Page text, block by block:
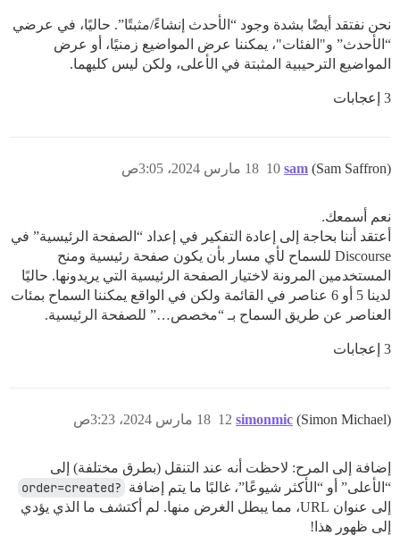
نحن نفتقد أيضًا بشدة وجود “الأحدث إنشاءً/مثبتًا”. حاليًا، في عرضي
“الأحدث” و"الفئات"، يمكننا عرض المواضيع زمنيًا، أو عرض
المواضيع الترحيبية المثبتة في الأعلى، ولكن ليس كليهما.
3 إعجابات
sam (Sam Saffron) 18 مارس 2024، 3:05ص 10
نعم أسمعك.
أعتقد أننا بحاجة إلى إعادة التفكير في إعداد “الصفحة الرئيسية” في
Discourse للسماح لأي مسار بأن يكون صفحة رئيسية ومنح
المستخدمين المرونة لاختيار الصفحة الرئيسية التي يريدونها. حاليًا
لدينا 5 أو 6 عناصر في القائمة ولكن في الواقع يمكننا السماح بمئات
العناصر عن طريق السماح بـ “مخصص…” للصفحة الرئيسية.
3 إعجابات
simonmic (Simon Michael) 18 مارس 2024، 3:23ص 12
إضافة إلى المرح: لاحظت أنه عند التنقل (بطرق مختلفة) إلى
“الأعلى” أو “الأكثر شيوعًا”، غالبًا ما يتم إضافة ?order=created
إلى عنوان URL، مما يبطل الغرض منها. لم أكتشف ما الذي يؤدي
إلى ظهور هذا!